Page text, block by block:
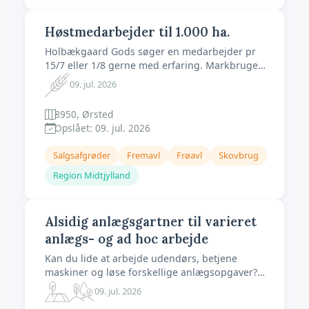
Høstmedarbejder til 1.000 ha.
Holbækgaard Gods søger en medarbejder pr
15/7 eller 1/8 gerne med erfaring. Markbruget
består af ca. 1.000 ha jord primært med korn
og raps. Niels Bjerregaard Holbækgårdsvej 20
8950 Ørsted tlf 40265300
09. jul. 2026
8950, Ørsted
Opslået: 09. jul. 2026
Salgsafgrøder Fremavl Frøavl
Skovbrug
Region Midtjylland
Alsidig anlægsgartner til varieret
anlægs- og ad hoc arbejde
Kan du lide at arbejde udendørs, betjene
maskiner og løse forskellige anlægsopgaver?
Så søger Tolstrup A/S en anlægsgartner til
vores afdeling i Fredericia. DINE
09. jul. 2026